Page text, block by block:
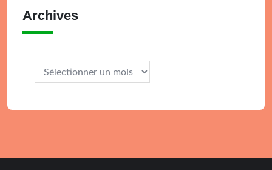
Archives